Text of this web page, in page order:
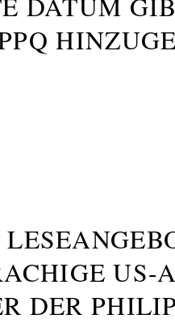
US-
DER